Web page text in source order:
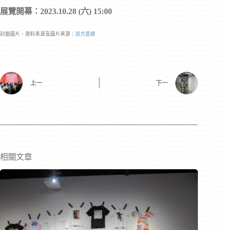
展覽開幕：2023.10.28 (六) 15:00
封面圖片、資料來源及圖片來源： 双方藝廊
上一 下一
相關文章